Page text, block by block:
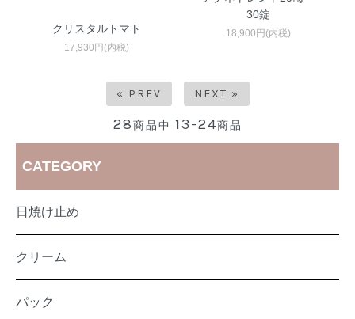
クリスタルトマト
17,930円(内税)
30錠
18,900円(内税)
« PREV NEXT »
28商品中 13-24商品
CATEGORY
日焼け止め
クリーム
パック